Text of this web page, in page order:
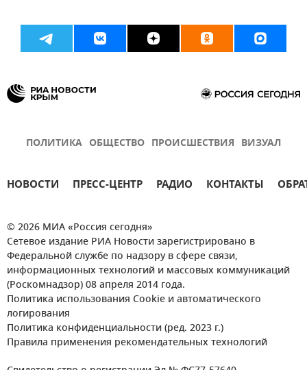
ПОЛИТИКА ОБЩЕСТВО ПРОИСШЕСТВИЯ ВИЗУАЛ
НОВОСТИ ПРЕСС-ЦЕНТР РАДИО КОНТАКТЫ
© 2026 МИА «Россия сегодня»
Сетевое издание РИА Новости зарегистрировано в
Федеральной службе по надзору в сфере связи,
информационных технологий и массовых коммуникаций
(Роскомнадзор) 08 апреля 2014 года.
Политика использования Cookie и автоматического
логирования
Политика конфиденциальности (ред. 2023 г.)
Правила применения рекомендательных технологий